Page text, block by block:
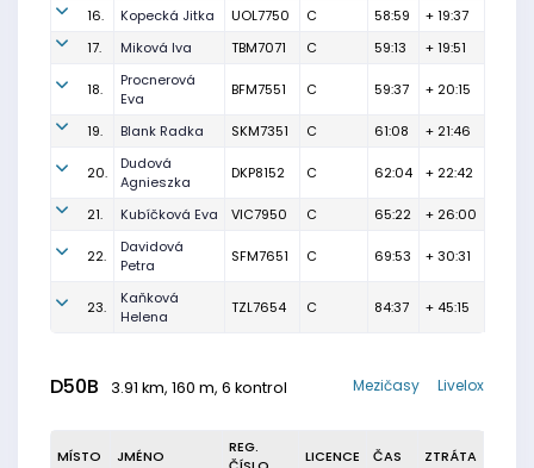
16. Kopecká Jitka UOL7750 C 58:59
+ 19:37
17.
Miková Iva TBM7071 C 59:13 + 19:51
18.
Procnerová
Eva
BFM7551 C 59:37 + 20:15
19. Blank Radka SKM7351 C 61:08 + 21:46
20.
Dudová
Agnieszka
DKP8152 C 62:04 + 22:42
21. Kubíčková Eva VIC7950 C 65:22 + 26:00
22.
Davidová
Petra
SFM7651 C 69:53 + 30:31
23.
Kaňková
Helena
TZL7654 C 84:37 + 45:15
D50B 3.91 km, 160 m, 6 kontrol Livelox
Mezičasy
MÍSTO JMÉNO
REG.
LICENCE ČAS ZTRÁTA